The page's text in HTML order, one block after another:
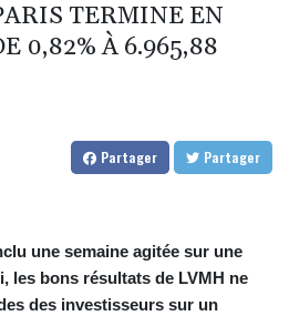
TERMINE EN
0,82% À 6.965,88
Partager Partager
une semaine agitée sur une
les bons résultats de LVMH ne
des investisseurs sur un